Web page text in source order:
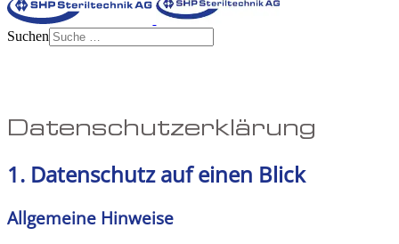
Suchen
Datenschutz­erklärung
1. Datenschutz auf einen Blick
Allgemeine Hinweise